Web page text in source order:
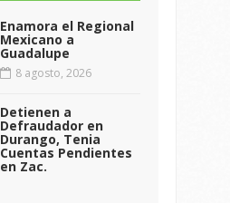
Enamora el Regional
Mexicano a
Guadalupe
8 agosto, 2026
Detienen a
Defraudador en
Durango, Tenia
Cuentas Pendientes
en Zac.